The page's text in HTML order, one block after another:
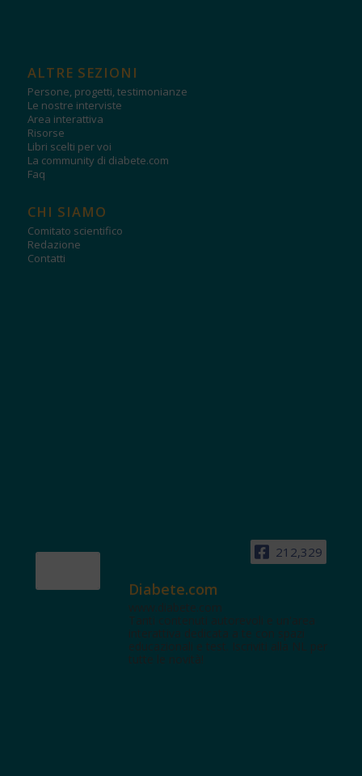
ALTRE SEZIONI
Persone, progetti, testimonianze
Le nostre interviste
Area interattiva
Risorse
Libri scelti per voi
La community di diabete.com
Faq
CHI SIAMO
Comitato scientifico
Redazione
Contatti
212,329
Diabete.com
www.diabete.com
Tanti contenuti autorevoli e un'area
interattiva dedicata a te con spazi
educazionali e test. Iscriviti alla NL per
tutte le novità!